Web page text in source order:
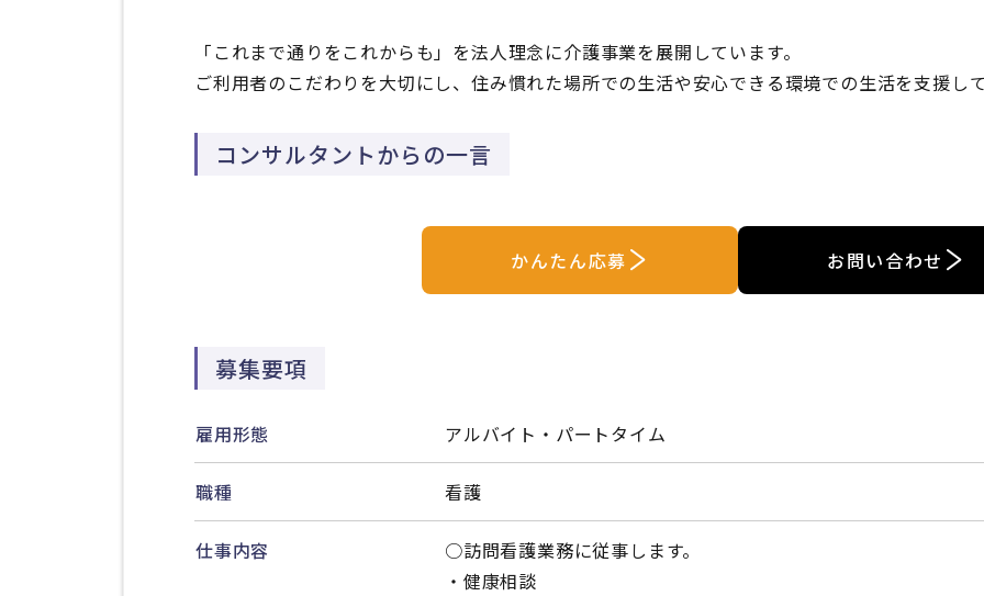
「これまで通りをこれからも」を法人理念に介護事業を展開しています。
ご利用者のこだわりを大切にし、住み慣れた場所での生活や安心できる環境での生活を支援し
コンサルタントからの一言
かんたん応募 お問い合わせ
募集要項
雇用形態 アルバイト・パートタイム
職種 看護
仕事内容
○訪問看護業務に従事します。
・健康相談